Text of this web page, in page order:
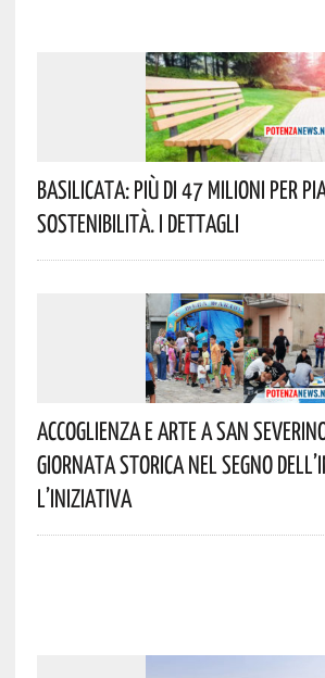
Basilicata: Più Di 47 Milioni Per
Sostenibilità. I Dettagli
Accoglienza E Arte A San
Giornata Storica Nel Segno
L’iniziativa